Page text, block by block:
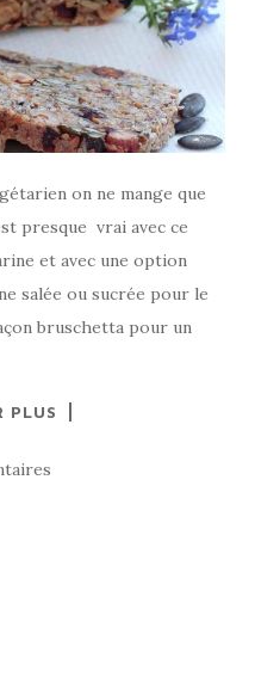
on ne mange que
presque vrai avec ce
et avec une option
salée ou sucrée pour le
bruschetta pour un
PLUS